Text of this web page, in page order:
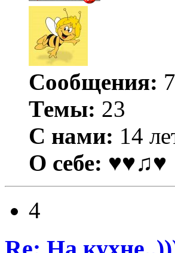
Сообщения:
Темы: 23
С нами: 14
О себе:
4